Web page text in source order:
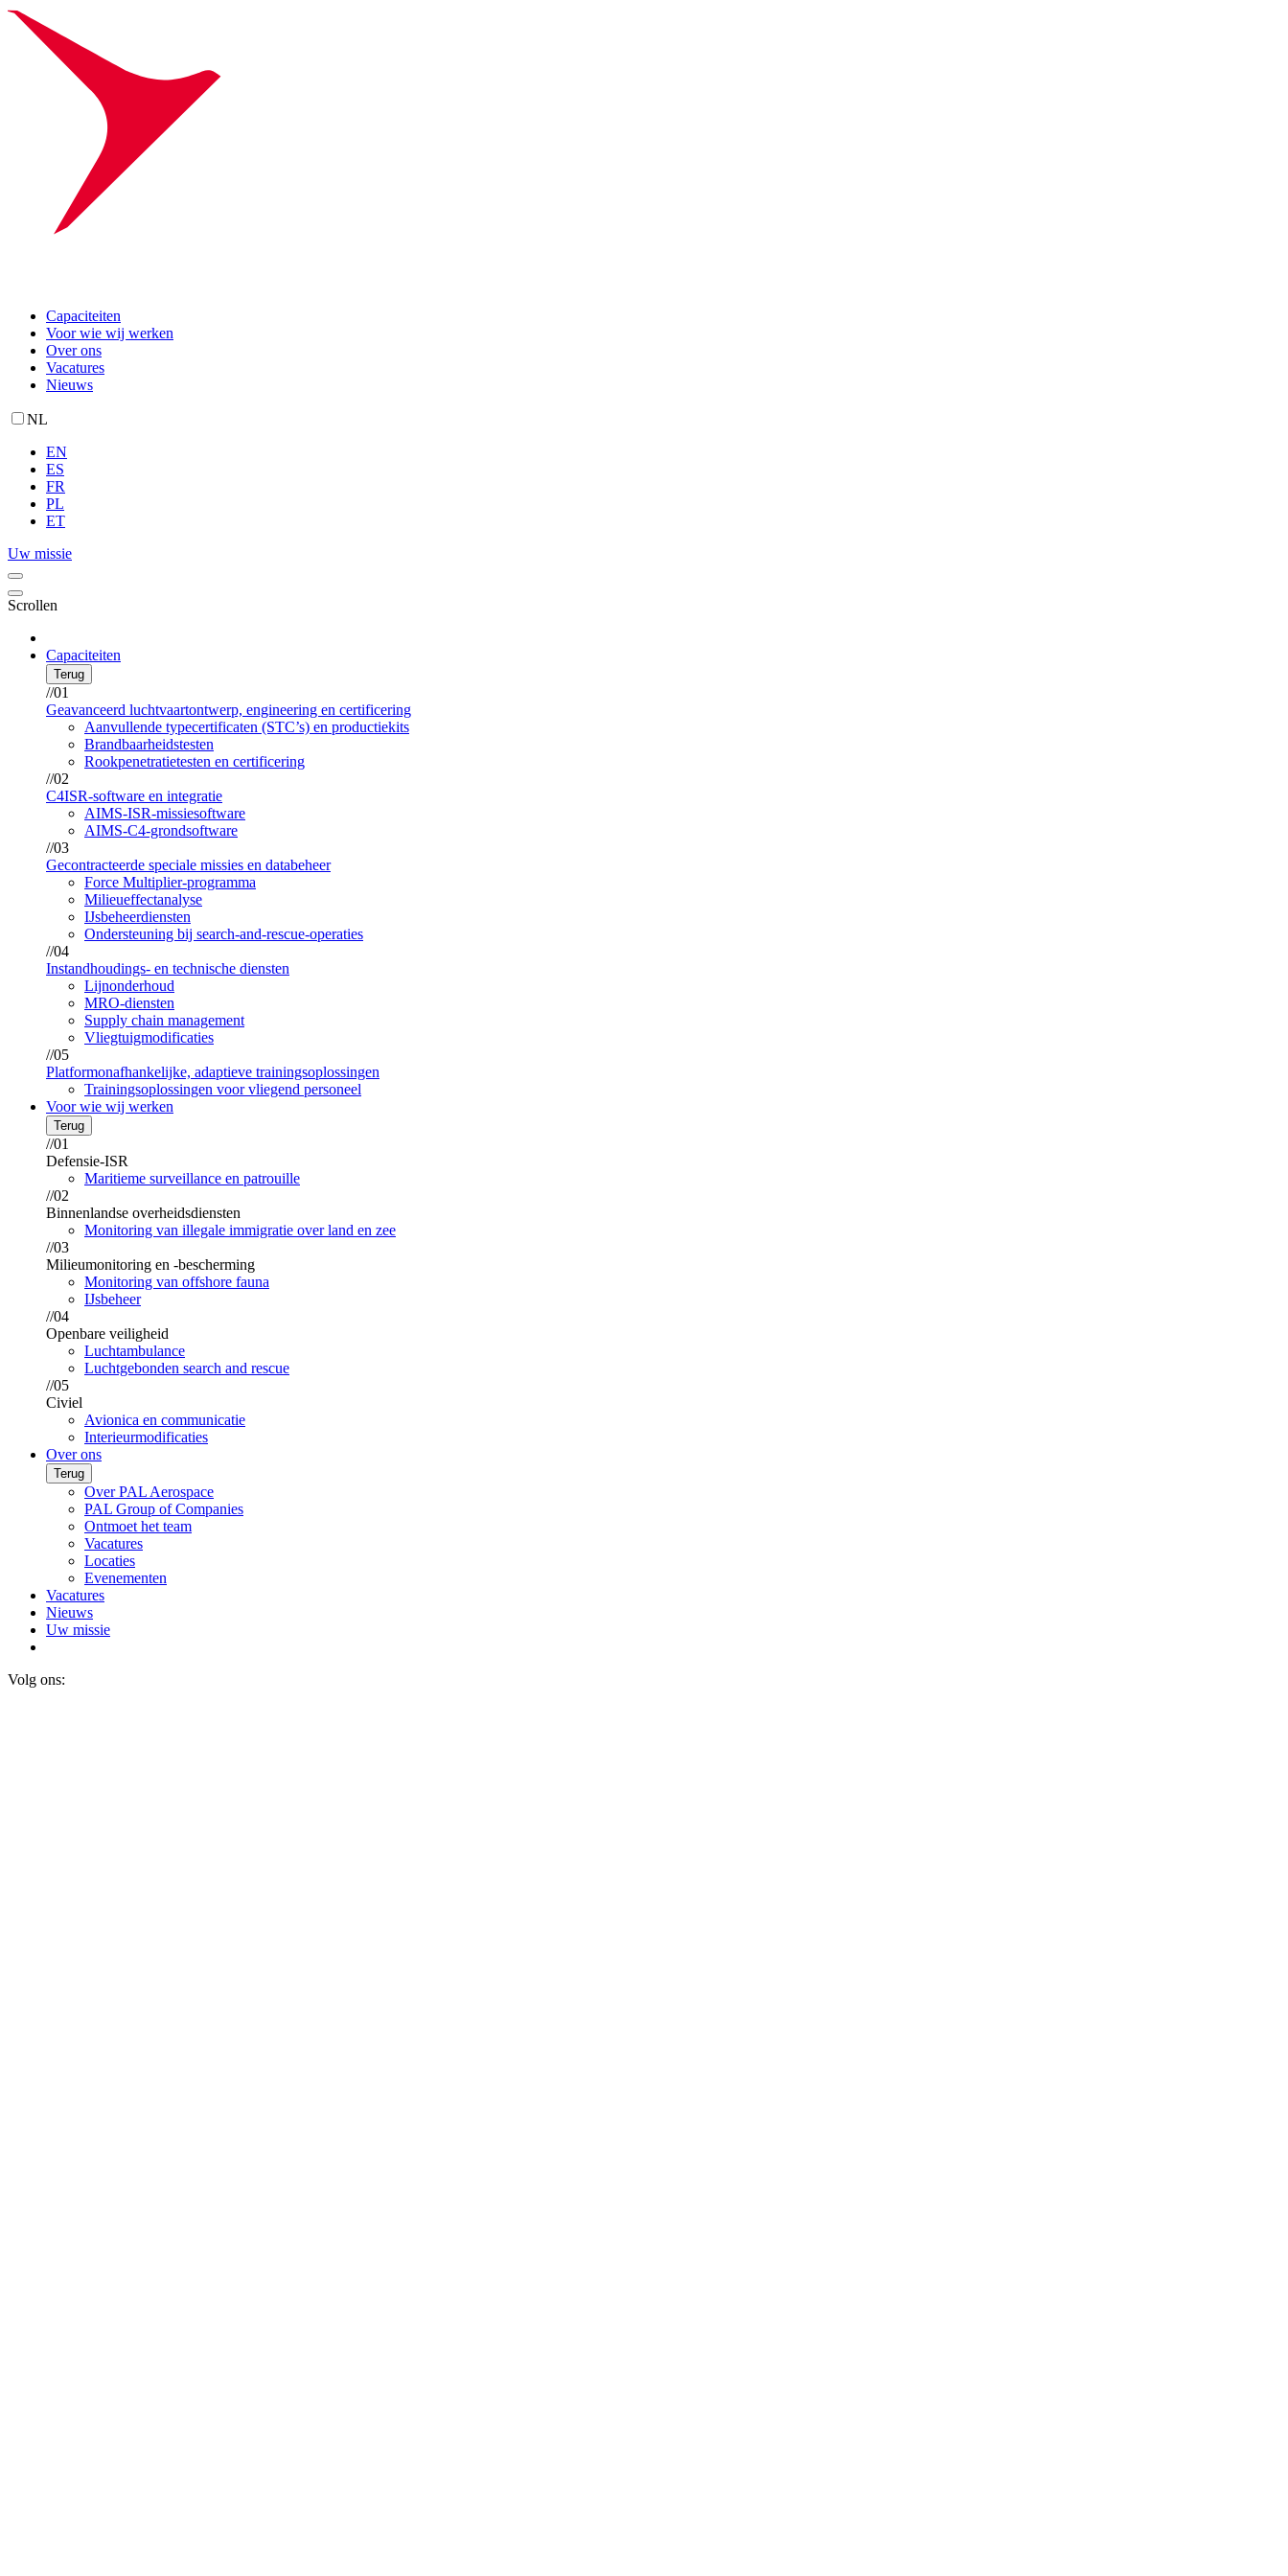
Capaciteiten
Voor wie wij werken
Over ons
Vacatures
Nieuws
NL
EN
ES
FR
PL
ET
Uw missie
Scrollen
Capaciteiten
Terug
//01
Geavanceerd luchtvaartontwerp, engineering en certificering
Aanvullende typecertificaten (STC’s) en productiekits
Brandbaarheidstesten
Rookpenetratietesten en certificering
//02
C4ISR-software en integratie
AIMS-ISR-missiesoftware
AIMS-C4-grondsoftware
//03
Gecontracteerde speciale missies en databeheer
Force Multiplier-programma
Milieueffectanalyse
IJsbeheerdiensten
Ondersteuning bij search-and-rescue-operaties
//04
Instandhoudings- en technische diensten
Lijnonderhoud
MRO-diensten
Supply chain management
Vliegtuigmodificaties
//05
Platformonafhankelijke, adaptieve trainingsoplossingen
Trainingsoplossingen voor vliegend personeel
Voor wie wij werken
Terug
//01
Defensie-ISR
Maritieme surveillance en patrouille
//02
Binnenlandse overheidsdiensten
Monitoring van illegale immigratie over land en zee
//03
Milieumonitoring en -bescherming
Monitoring van offshore fauna
IJsbeheer
//04
Openbare veiligheid
Luchtambulance
Luchtgebonden search and rescue
//05
Civiel
Avionica en communicatie
Interieurmodificaties
Over ons
Terug
Over PAL Aerospace
PAL Group of Companies
Ontmoet het team
Vacatures
Locaties
Evenementen
Vacatures
Nieuws
Uw missie
Volg ons: